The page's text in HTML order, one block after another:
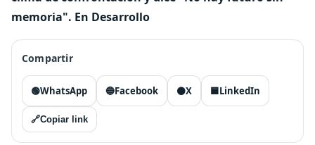
memoria". En Desarrollo
Compartir
🟢WhatsApp 🔵Facebook ⚫X 🟦LinkedIn
🔗Copiar link